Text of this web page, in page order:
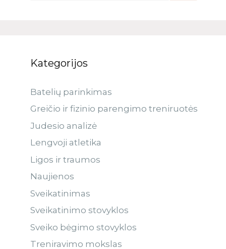
Kategorijos
Batelių parinkimas
Greičio ir fizinio parengimo treniruotės
Judesio analizė
Lengvoji atletika
Ligos ir traumos
Naujienos
Sveikatinimas
Sveikatinimo stovyklos
Sveiko bėgimo stovyklos
Treniravimo mokslas